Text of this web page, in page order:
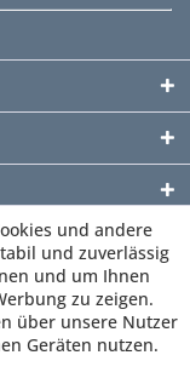
und andere
und zuverlässig
und um Ihnen
zu zeigen.
über unsere Nutzer
Geräten nutzen.